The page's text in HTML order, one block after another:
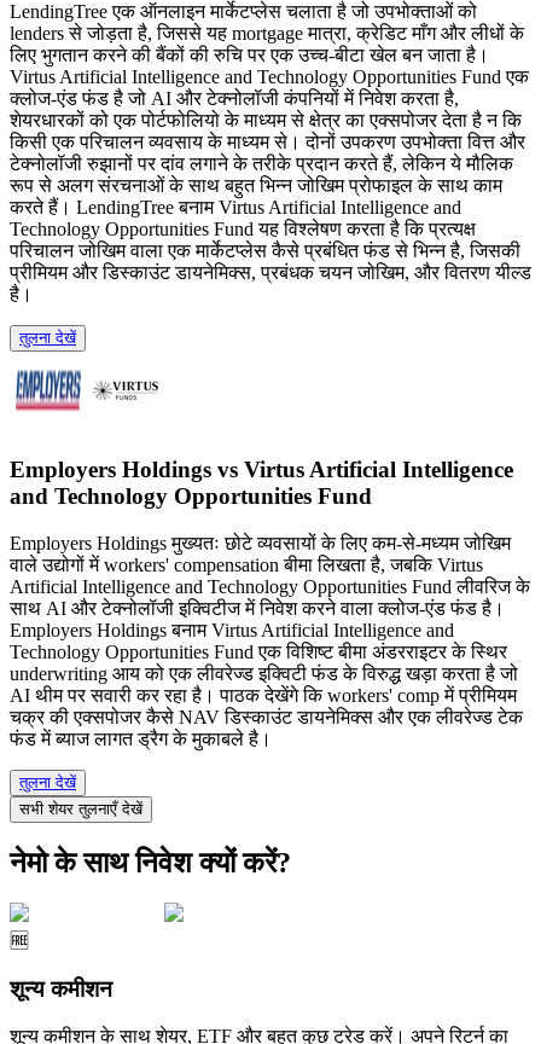
LendingTree एक ऑनलाइन मार्केटप्लेस चलाता है जो उपभोक्ताओं को
lenders से जोड़ता है, जिससे यह mortgage मात्रा, क्रेडिट माँग और लीधों के
लिए भुगतान करने की बैंकों की रुचि पर एक उच्च-बीटा खेल बन जाता है।
Virtus Artificial Intelligence and Technology Opportunities Fund एक
क्लोज-एंड फंड है जो AI और टेक्नोलॉजी कंपनियों में निवेश करता है,
शेयरधारकों को एक पोर्टफोलियो के माध्यम से क्षेत्र का एक्सपोजर देता है न कि
किसी एक परिचालन व्यवसाय के माध्यम से। दोनों उपकरण उपभोक्ता वित्त और
टेक्नोलॉजी रुझानों पर दांव लगाने के तरीके प्रदान करते हैं, लेकिन ये मौलिक
रूप से अलग संरचनाओं के साथ बहुत भिन्न जोखिम प्रोफाइल के साथ काम
करते हैं। LendingTree बनाम Virtus Artificial Intelligence and
Technology Opportunities Fund यह विश्लेषण करता है कि प्रत्यक्ष
परिचालन जोखिम वाला एक मार्केटप्लेस कैसे प्रबंधित फंड से भिन्न है, जिसकी
प्रीमियम और डिस्काउंट डायनेमिक्स, प्रबंधक चयन जोखिम, और वितरण यील्ड
है।
तुलना देखें
Employers Holdings vs Virtus Artificial Intelligence
and Technology Opportunities Fund
Employers Holdings मुख्यतः छोटे व्यवसायों के लिए कम-से-मध्यम जोखिम
वाले उद्योगों में workers' compensation बीमा लिखता है, जबकि Virtus
Artificial Intelligence and Technology Opportunities Fund लीवरिज के
साथ AI और टेक्नोलॉजी इक्विटीज में निवेश करने वाला क्लोज-एंड फंड है।
Employers Holdings बनाम Virtus Artificial Intelligence and
Technology Opportunities Fund एक विशिष्ट बीमा अंडरराइटर के स्थिर
underwriting आय को एक लीवरेज्ड इक्विटी फंड के विरुद्ध खड़ा करता है जो
AI थीम पर सवारी कर रहा है। पाठक देखेंगे कि workers' comp में प्रीमियम
चक्र की एक्सपोजर कैसे NAV डिस्काउंट डायनेमिक्स और एक लीवरेज्ड टेक
फंड में ब्याज लागत ड्रैग के मुकाबले है।
तुलना देखें
सभी शेयर तुलनाएँ देखें
नेमो के साथ निवेश क्यों करें?
🆓
शून्य कमीशन
शून्य कमीशन के साथ शेयर, ETF और बहुत कुछ ट्रेड करें। अपने रिटर्न का